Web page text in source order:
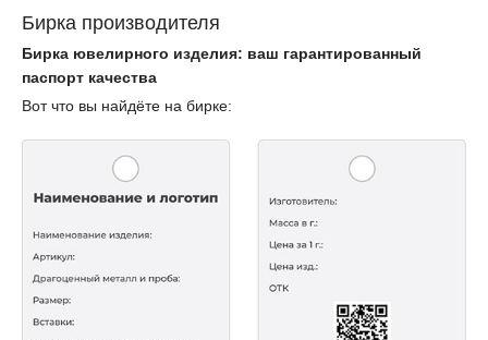
Бирка производителя
Бирка ювелирного изделия: ваш гарантированный
паспорт качества
Вот что вы найдёте на бирке: